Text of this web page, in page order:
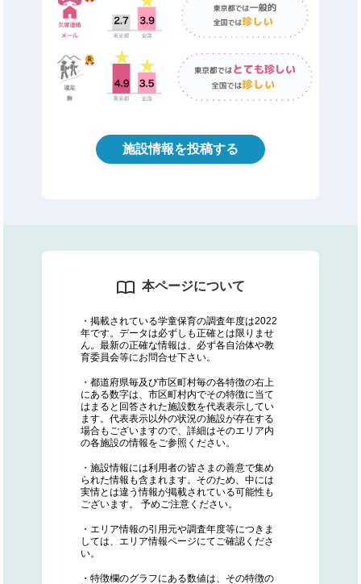
施設情報を投稿する
本ページについて
・掲載されている学童保育の調査年度は2022
年です。データは必ずしも正確とは限りませ
ん。最新の正確な情報は、必ず各自治体や教
育委員会等にお問合せ下さい。
・都道府県毎及び市区町村毎の各特徴の右上
にある数字は、市区町村内でその特徴に当て
はまると回答された施設数を代表表示してい
ます。代表表示以外の状況の施設が存在する
場合もございますので、詳細はそのエリア内
の各施設の情報をご参照ください。
・施設情報には利用者の皆さまの善意で集め
られた情報も含まれます。そのため、中には
実情とは違う情報が掲載されている可能性も
ございます。 予めご注意ください。
・エリア情報の引用元や調査年度等につきま
しては、エリア情報ページにてご確認くださ
い。
・特徴欄のグラフにある数値は、その特徴の